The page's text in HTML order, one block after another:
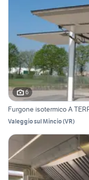
6
Furgone isotermico A
Valeggio sul Mincio(VR)